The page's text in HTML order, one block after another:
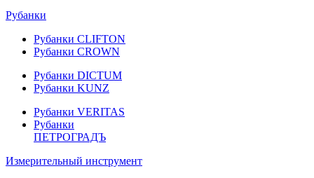
Рубанки
Рубанки CLIFTON
Рубанки CROWN
Рубанки DICTUM
Рубанки KUNZ
Рубанки VERITAS
Рубанки
ПЕТРОГРАДЪ
Измерительный инструмент